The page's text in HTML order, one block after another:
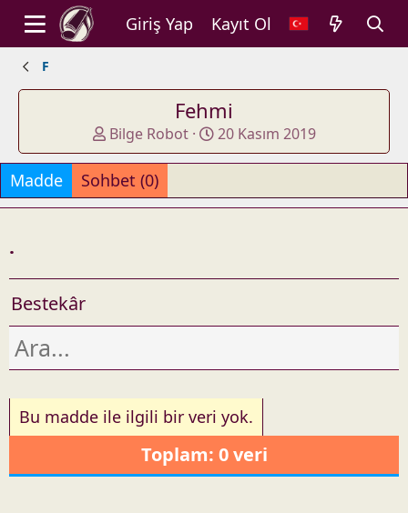
Giriş Yap Kayıt Ol
F
Fehmi
A
d
d
e
d
Bilge Robot
O
l
ş
t
u
u
a
r
i
h
20 Kasım 2019
Madde Sohbet (0)
.
Bestekâr
Bu madde ile ilgili bir veri yok.
Toplam: 0 veri